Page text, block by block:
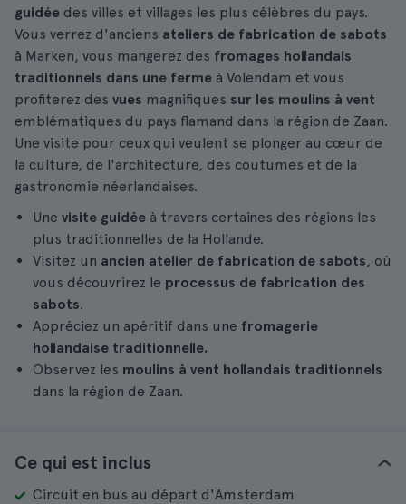
guidée des villes et villages les plus célèbres du pays.
Vous verrez d'anciens ateliers de fabrication de sabots
à Marken, vous mangerez des fromages hollandais
traditionnels dans une ferme à Volendam et vous
profiterez des vues magnifiques sur les moulins à vent
emblématiques du pays flamand dans la région de Zaan.
Une visite pour ceux qui veulent se plonger au cœur de
la culture, de l'architecture, des coutumes et de la
gastronomie néerlandaises.
Une visite guidée à travers certaines des régions les
plus traditionnelles de la Hollande.
Visitez un ancien atelier de fabrication de sabots, où
vous découvrirez le processus de fabrication des
sabots.
Appréciez un apéritif dans une fromagerie
hollandaise traditionnelle.
Observez les moulins à vent hollandais traditionnels
dans la région de Zaan.
Ce qui est inclus
Circuit en bus au départ d'Amsterdam